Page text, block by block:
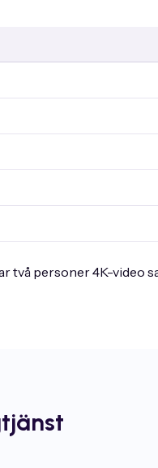
två personer 4K-video